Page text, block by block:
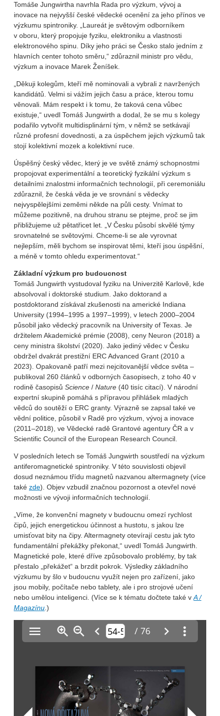
Tomáše Jungwirtha navrhla Rada pro výzkum, vývoj a
inovace na nejvyšší české vědecké ocenění za jeho přínos ve
výzkumu spintroniky. „Laureát je světovým odborníkem
v oboru, který propojuje fyziku, elektroniku a vlastnosti
elektronového spinu. Díky jeho práci se Česko stalo jedním z
hlavních center tohoto směru,“ zdůraznil ministr pro vědu,
výzkum a inovace Marek Ženíšek.
„Děkuji kolegům, kteří mě nominovali a vybrali z navržených
kandidátů. Velmi si vážím jejich času a práce, kterou tomu
věnovali. Mám respekt i k tomu, že taková cena vůbec
existuje,“ uvedl Tomáš Jungwirth a dodal, že se mu s kolegy
podařilo vytvořit multidisplinární tým, v němž se setkávají
různé profesní dovednosti, a za úspěchem jejich výzkumů tak
stojí kolektivní mozek a kolektivní ruce.
Úspěšný český vědec, který je ve světě známý schopnostmi
propojovat experimentální a teoretický fyzikální výzkum s
detailními znalostmi informačních technologií, při ceremoniálu
zdůraznil, že česká věda je ve srovnání s vědecky
nejvyspělejšími zeměmi někde na půli cesty. Vnímat to
můžeme pozitivně, na druhou stranu se ptejme, proč se jim
přibližujeme už pětatřicet let. „V Česku působí skvělé týmy
srovnatelné se světovými. Chceme-li se ale vyrovnat
nejlepším, měli bychom se inspirovat těmi, kteří jsou úspěšní,
a méně v tomto ohledu experimentovat.“
Základní výzkum pro budoucnost
Tomáš Jungwirth vystudoval fyziku na Univerzitě Karlově, kde
absolvoval i doktorské studium. Jako doktorand a
postdoktorand získával zkušenosti na americké Indiana
University (1994–1995 a 1997–1999), v letech 2000–2004
působil jako vědecký pracovník na University of Texas. Je
držitelem Akademické prémie (2008), ceny Neuron (2018) a
ceny ministra školství (2020). Jako jediný vědec v Česku
obdržel dvakrát prestižní ERC Advanced Grant (2010 a
2023). Opakovaně patří mezi nejcitovanější vědce světa –
publikoval 260 článků v odborných časopisech, z toho 40 v
rodině časopisů Science / Nature (40 tisíc citací). V národní
expertní skupině pomáhá s přípravou přihlášek mladých
vědců do soutěží o ERC granty. Výrazně se zapsal také ve
vědní politice, působil v Radě pro výzkum, vývoj a inovace
(2011–2018), ve Vědecké radě Grantové agentury ČR a v
Scientific Council of the European Research Council.
V posledních letech se Tomáš Jungwirth soustředí na výzkum
antiferomagnetické spintroniky. V této souvislosti objevil
dosud neznámou třídu magnetů nazvanou altermagnety (více
také zde). Objev vzbudil značnou pozornost a otevřel nové
možnosti ve vývoji informačních technologií.
„Víme, že konvenční magnety v budoucnu omezí rychlost
čipů, jejich energetickou účinnost a hustotu, s jakou lze
umisťovat bity na čipy. Altermagnety otevírají cestu jak tyto
fundamentální překážky překonat,“ uvedl Tomáš Jungwirth.
Magnetické pole, které dříve způsobovalo problémy, by tak
přestalo „překážet“ a brzdit pokrok. Výsledky základního
výzkumu by šlo v budoucnu využít nejen pro zařízení, jako
jsou mobily, počítače nebo tablety, ale i pro strojové učení
nebo umělou inteligenci. (Více se k tématu dočtete také v A /
Magazínu.)